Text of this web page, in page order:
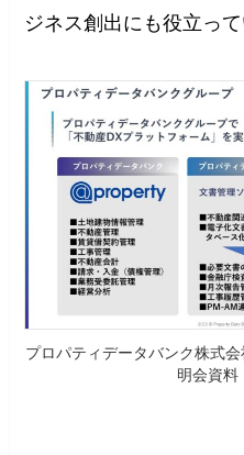
ジネス創出にも役立って
プロパティデータバンク株式
明会資